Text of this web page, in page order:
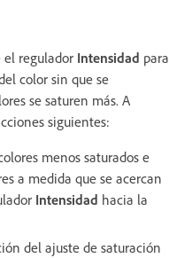
el regulador Intensidad para
color sin que se
se saturen más. A
siguientes:
menos saturados e
a medida que se acercan
Intensidad hacia la
del ajuste de saturación